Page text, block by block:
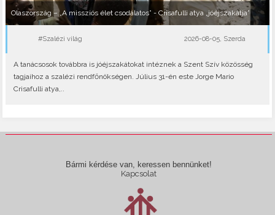
Olaszország – „A missziós élet csodálatos” - Crisafulli atya „jóéjszakátja”
#Szalézi világ 2026-08-05, Szerda
A tanácsosok továbbra is jóéjszakátokat intéznek a Szent Szív közösség
tagjaihoz a szalézi rendfőnökségen. Július 31-én este Jorge Mario
Crisafulli atya,..
Bármi kérdése van, keressen bennünket!
Kapcsolat